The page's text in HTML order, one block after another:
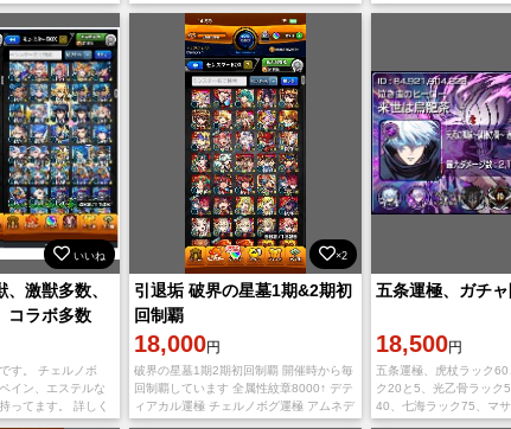
ア）+月下老人+ラミ
ニタス+カマエル+
ーレ・チェルノボグ運極を所持していま
す。プレイ時間を確保する事が難しくな
ナスタシア+ネオx2+ヤ
いいね
激獣多数、
コラボ多数
す。 チェルノボ
イン、エステルな
ってます。 詳しく
れるまでプレイし
×2
引退垢 破界の星墓1期&2期初
回制覇
18,000円
破界の星墓1期2期初回制覇 開催時から毎
回制覇しています 全属性紋章8000↑ デテ
ィアカル運極 チェルノボグ運極 アムネデ
ィア所持 オーブ引換券19枚 質
五条運極、ガチ
18,500円
五条運極、虎杖ラック
ク20と5、光乙骨ラック
40、七海ラック75、マ
ケ、マナ、アルセーヌ